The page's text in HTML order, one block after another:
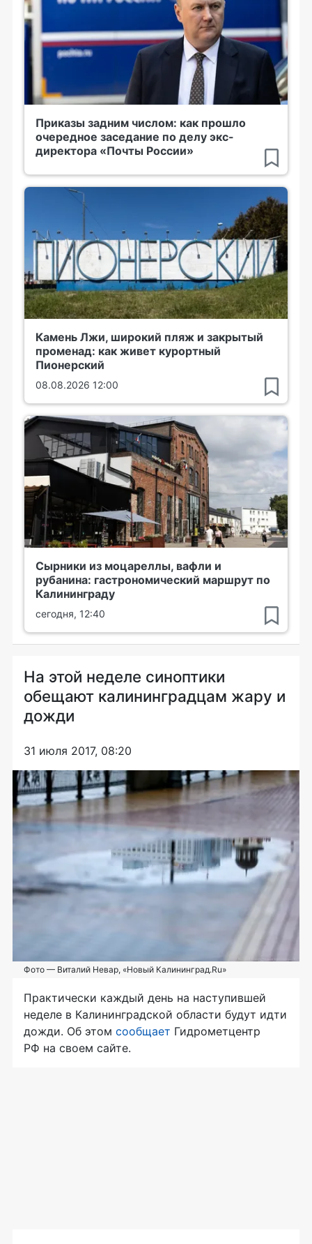
Приказы задним числом: как прошло
очередное заседание по делу экс-
директора «Почты России»
Камень Лжи, широкий пляж и закрытый
променад: как живет курортный
Пионерский
08.08.2026 12:00
Сырники из моцареллы, вафли и
рубанина: гастрономический маршрут по
Калининграду
сегодня, 12:40
На этой неделе синоптики
обещают калининградцам жару и
дожди
31 июля 2017, 08:20
Фото — Виталий Невар, «Новый Калининград.Ru»
Практически каждый день на наступившей
неделе в Калининградской области будут идти
дожди. Об этом сообщает Гидрометцентр
РФ на своем сайте.